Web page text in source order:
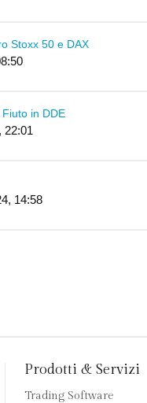
Stoxx 50 e DAX
in DDE
22:01
14:58
Prodotti & Servizi
Trading Software